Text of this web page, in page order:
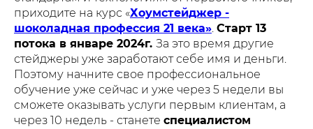
приходите на курс «Хоумстейджер -
шоколадная профессия 21 века». Старт 13
потока в январе 2024г. За это время другие
стейджеры уже заработают себе имя и деньги.
Поэтому начните свое профессиональное
обучение уже сейчас и уже через 5 недели вы
сможете оказывать услуги первым клиентам, а
через 10 недель - станете специалистом